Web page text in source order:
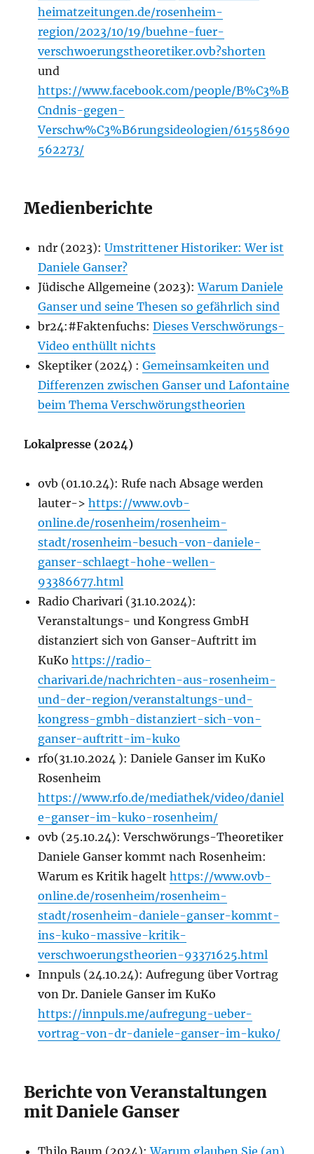
heimatzeitungen.de/rosenheim-
region/2023/10/19/buehne-fuer-
verschwoerungstheoretiker.ovb?shorten
und
https://www.facebook.com/people/B%C3%B
Cndnis-gegen-
Verschw%C3%B6rungsideologien/61558690
562273/
Medienberichte
ndr (2023):Umstrittener Historiker: Wer ist
Daniele Ganser?
Jüdische Allgemeine (2023):Warum Daniele
Ganser und seine Thesen so gefährlich sind
br24:#Faktenfuchs:Dieses Verschwörungs-
Video enthüllt nichts
Skeptiker (2024) :Gemeinsamkeiten und
Differenzen zwischen Ganser und Lafontaine
beim Thema Verschwörungstheorien
Lokalpresse (2024)
ovb (01.10.24): Rufe nach Absage werden
lauter->https://www.ovb-
online.de/rosenheim/rosenheim-
stadt/rosenheim-besuch-von-daniele-
ganser-schlaegt-hohe-wellen-
93386677.html
Radio Charivari (31.10.2024):
Veranstaltungs- und Kongress GmbH
distanziert sich von Ganser-Auftritt im
KuKohttps://radio-
charivari.de/nachrichten-aus-rosenheim-
und-der-region/veranstaltungs-und-
kongress-gmbh-distanziert-sich-von-
ganser-auftritt-im-kuko
rfo(31.10.2024 ): Daniele Ganser im KuKo
Rosenheim
https://www.rfo.de/mediathek/video/daniel
e-ganser-im-kuko-rosenheim/
ovb (25.10.24): Verschwörungs-Theoretiker
Daniele Ganser kommt nach Rosenheim:
Warum es Kritik hagelthttps://www.ovb-
online.de/rosenheim/rosenheim-
stadt/rosenheim-daniele-ganser-kommt-
ins-kuko-massive-kritik-
verschwoerungstheorien-93371625.html
Innpuls (24.10.24): Aufregung über Vortrag
von Dr. Daniele Ganser im KuKo
https://innpuls.me/aufregung-ueber-
vortrag-von-dr-daniele-ganser-im-kuko/
Berichte von Veranstaltungen
mit Daniele Ganser
Thilo Baum (2024):Warum glauben Sie (an)